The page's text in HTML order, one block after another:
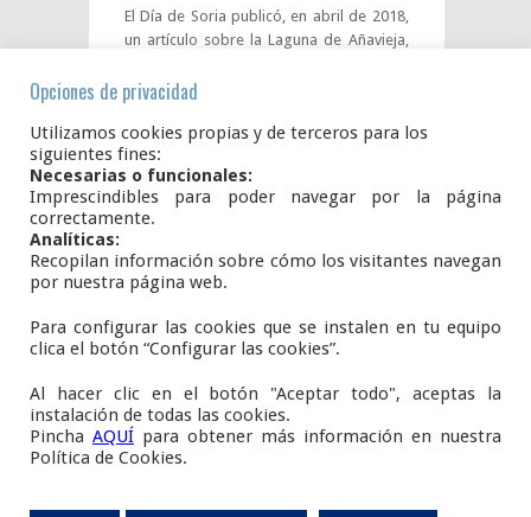
El Día de Soria publicó, en abril de 2018,
un artículo sobre la Laguna de Añavieja,
aquí: El agua conquista la vieja laguna
Leer Más →
15 Abr
Plaza del Ayuntamiento, S/N.
42108AÑAVIEJA Soria
E.infoanavieja@gmail.com
www.añavieja.es
Copyright M. I. Ayuntamiento de Añavieja.AVISO LEGAL-
Opciones de privacidad
Utilizamos cookies propias y de terceros para los
siguientes fines:
Necesarias o funcionales:
Imprescindibles para poder navegar por la página
correctamente.
Analíticas:
Recopilan información sobre cómo los visitantes navegan
por nuestra página web.
Para configurar las cookies que se instalen en tu equipo
clica el botón “Configurar las cookies”.
Al hacer clic en el botón "Aceptar todo", aceptas la
instalación de todas las cookies.
Pincha AQUÍ para obtener más información en nuestra
Política de Cookies.